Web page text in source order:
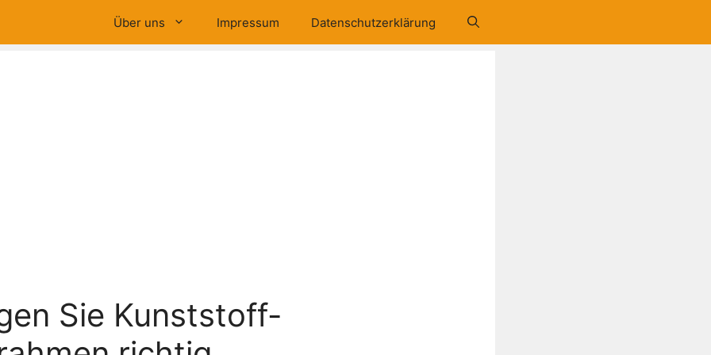
Über uns Impressum Datenschutzerklärung
Sie Kunststoff-